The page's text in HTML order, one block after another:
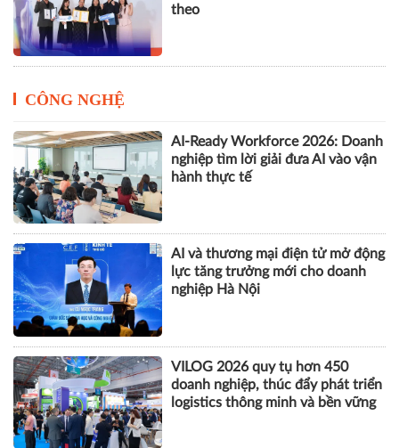
theo
CÔNG NGHỆ
AI-Ready Workforce 2026: Doanh
nghiệp tìm lời giải đưa AI vào vận
hành thực tế
AI và thương mại điện tử mở động
lực tăng trưởng mới cho doanh
nghiệp Hà Nội
VILOG 2026 quy tụ hơn 450
doanh nghiệp, thúc đẩy phát triển
logistics thông minh và bền vững